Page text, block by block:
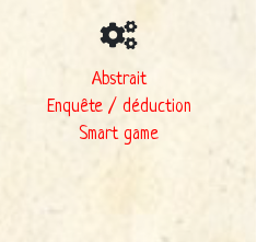
Abstrait
Enquête / déduction
Smart game